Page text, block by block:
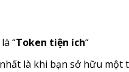
“Token tiện ích“
là khi bạn sở hữu một